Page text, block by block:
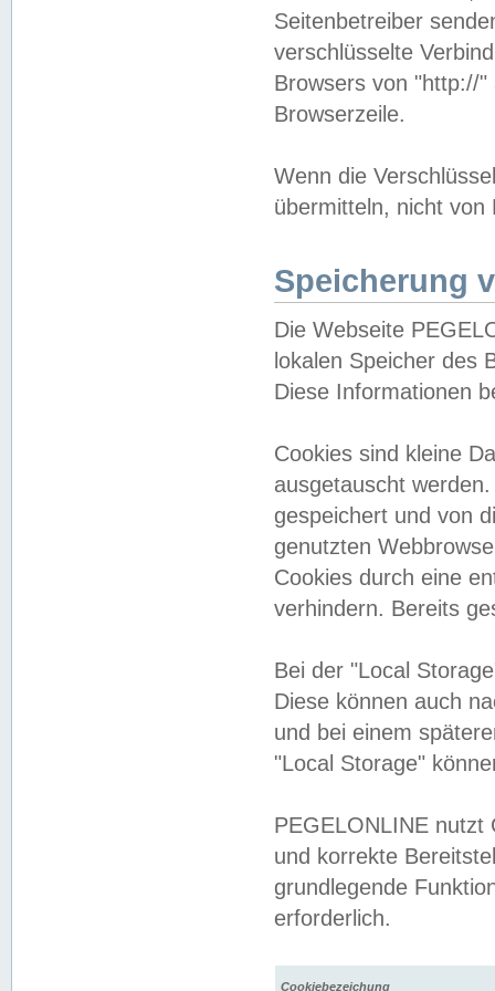
Seitenbetreiber
verschlüsselte
Browsers von "http://
Browserzeile.
Wenn die
übermitteln, nicht von
Speicherung
Die Webseite
lokalen Speicher des
Diese Informationen
Cookies sind kleine
ausgetauscht
gespeichert und von
genutzten
Cookies durch eine
verhindern. Bereits
Bei der "Local
Diese können auch
und bei einem
"Local Storage"
PEGELONLINE nutzt
und korrekte
grundlegende
erforderlich.
Cookiebezeichung